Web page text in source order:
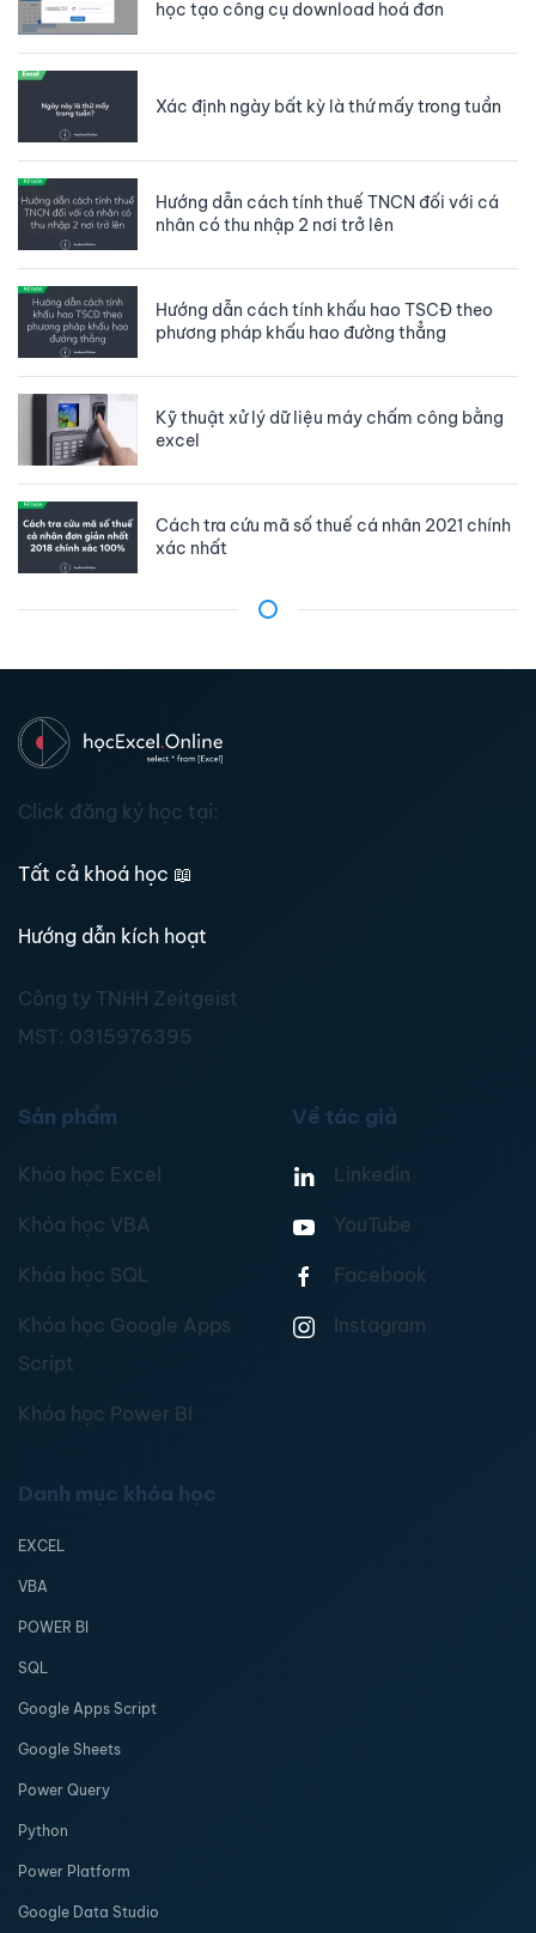
học tạo công cụ download hoá đơn
Xác định ngày bất kỳ là thứ mấy trong tuần
Hướng dẫn cách tính thuế TNCN đối với cá
nhân có thu nhập 2 nơi trở lên
Hướng dẫn cách tính khấu hao TSCĐ theo
phương pháp khấu hao đường thẳng
Kỹ thuật xử lý dữ liệu máy chấm công bằng
excel
Cách tra cứu mã số thuế cá nhân 2021 chính
xác nhất
Click đăng ký học tại:
Tất cả khoá học 📖
Hướng dẫn kích hoạt
Công ty TNHH Zeitgeist
MST: 0315976395
Sản phẩm
Khóa học Excel
Khóa học VBA
Khóa học SQL
Khóa học Google Apps
Script
Khóa học Power BI
Về tác giả
Linkedin
YouTube
Facebook
Instagram
Danh mục khóa học
EXCEL
VBA
POWER BI
SQL
Google Apps Script
Google Sheets
Power Query
Python
Power Platform
Google Data Studio